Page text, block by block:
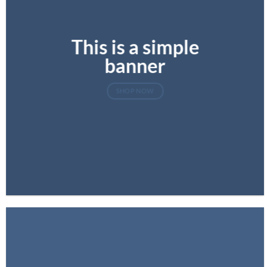
This is a simple
banner